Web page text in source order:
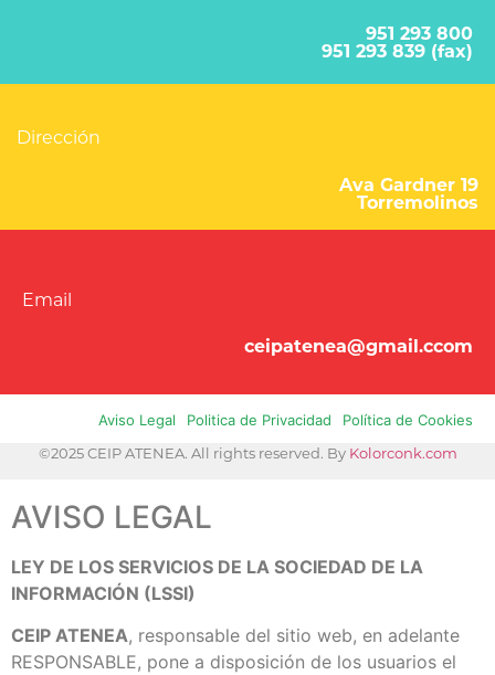
951 293 800
951 293 839 (fax)
Dirección
Ava Gardner 19
Torremolinos
Email
ceipatenea@gmail.ccom
Aviso Legal Politica de Privacidad
Política de Cookies
©2025 CEIP ATENEA. All rights reserved. By Kolorconk.com
AVISO LEGAL
LEY DE LOS SERVICIOS DE LA SOCIEDAD DE LA
INFORMACIÓN (LSSI)
CEIP ATENEA, responsable del sitio web, en adelante
RESPONSABLE, pone a disposición de los usuarios el